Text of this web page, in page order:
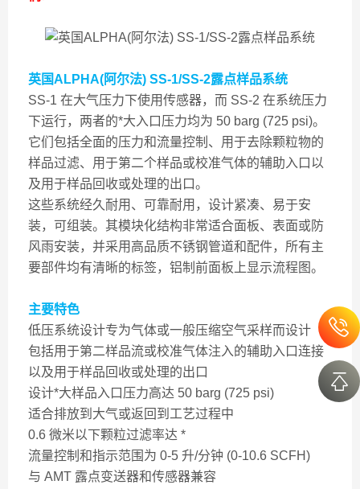
英国ALPHA(阿尔法) SS-1/SS-2露点样品系统
SS-1 在大气压力下使用传感器，而 SS-2 在系统压力
下运行，两者的*大入口压力均为 50 barg (725 psi)。
它们包括全面的压力和流量控制、用于去除颗粒物的
样品过滤、用于第二个样品或校准气体的辅助入口以
及用于样品回收或处理的出口。
这些系统经久耐用、可靠耐用，设计紧凑、易于安
装，可组装。其模块化结构非常适合面板、表面或防
风雨安装，并采用高品质不锈钢管道和配件，所有主
要部件均有清晰的标签，铝制前面板上显示流程图。
主要特色
低压系统设计专为气体或一般压缩空气采样而设计
包括用于第二样品流或校准气体注入的辅助入口连接
以及用于样品回收或处理的出口
设计*大样品入口压力高达 50 barg (725 psi)
适合排放到大气或返回到工艺过程中
0.6 微米以下颗粒过滤率达 *
流量控制和指示范围为 0-5 升/分钟 (0-10.6 SCFH)
与 AMT 露点变送器和传感器兼容